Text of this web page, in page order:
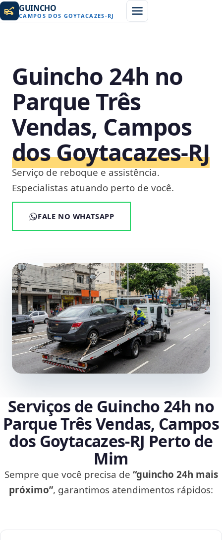
GUINCHO
CAMPOS DOS GOYTACAZES-RJ
Guincho 24h no
Parque Três
Vendas, Campos
dos Goytacazes‑RJ
Serviço de reboque e assistência.
Especialistas atuando perto de você.
FALE NO WHATSAPP
Serviços de Guincho 24h no
Parque Três Vendas, Campos
dos Goytacazes‑RJ Perto de
Mim
Sempre que você precisa de “guincho 24h mais
próximo”, garantimos atendimentos rápidos: